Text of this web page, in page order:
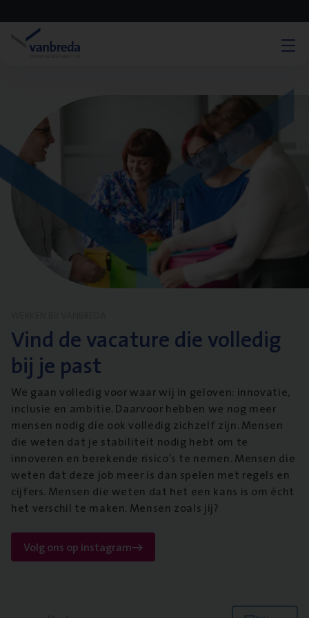
Vind de vacature die volledig
bij je past
We gaan volledig voor waar wij in geloven: innovatie,
inclusie en ambitie. Daarvoor hebben we nog meer
mensen nodig die ook volledig zichzelf zijn. Mensen
die weten dat je stabiliteit nodig hebt om te
innoveren en berekende risico’s te nemen. Mensen die
weten dat deze job meer is dan spelen met regels en
cijfers. Mensen die weten dat het een kans is om écht
het verschil te maken. Mensen zoals jij?
Volg ons op instagram